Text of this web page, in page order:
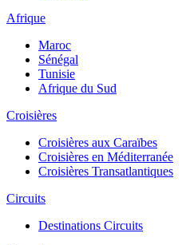
Afrique
Maroc
Sénégal
Tunisie
Afrique du Sud
Croisières
Croisières aux Caraïbes
Croisières en Méditerranée
Croisières Transatlantiques
Circuits
Destinations Circuits